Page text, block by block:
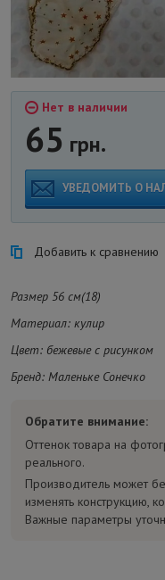
Нет в наличии
65 грн.
УВЕДОМИТЬ О
Добавить к сравнению
Размер 56 см(18)
Материал: кулир
Цвет: бежевые с рисунком
Бренд: Маленьке Сонечко
Обратите внимание:
Оттенок товара на
реального.
Производитель может
изменять конструкцию,
Важные параметры